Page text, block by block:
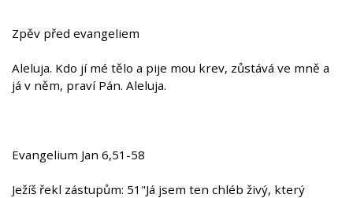
Zpěv před evangeliem
Aleluja. Kdo jí mé tělo a pije mou krev, zůstává ve mně a
já v něm, praví Pán. Aleluja.
Evangelium Jan 6,51-58
Ježíš řekl zástupům: 51"Já jsem ten chléb živý, který